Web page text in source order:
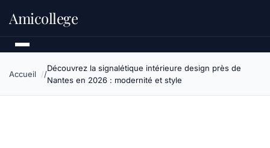
Amicollege
Accueil
Découvrez la signalétique intérieure design près de
Nantes en 2026 : modernité et style